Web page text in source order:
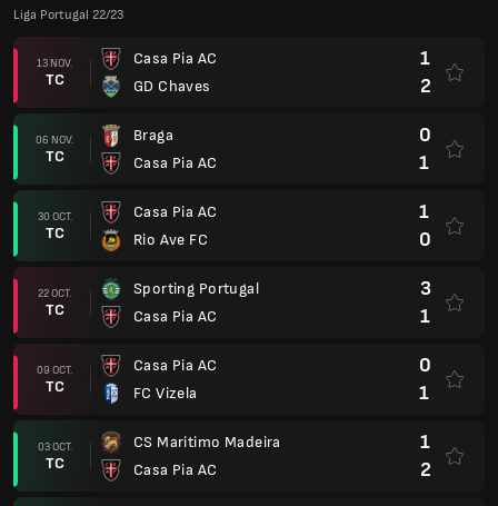
Liga Portugal 22/23
13 NOV.
TC
Casa Pia AC
GD Chaves
1
2
06 NOV.
TC
Braga
Casa Pia AC
0
1
30 OCT.
TC
Casa Pia AC
Rio Ave FC
1
0
22 OCT.
TC
Sporting Portugal
Casa Pia AC
3
1
09 OCT.
TC
Casa Pia AC
FC Vizela
0
1
03 OCT.
TC
CS Maritimo Madeira
Casa Pia AC
1
2